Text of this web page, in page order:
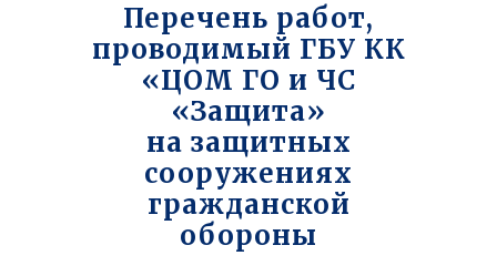
Перечень работ,
проводимый ГБУ КК
«ЦОМ ГО и ЧС
«Защита»
на защитных
сооружениях
гражданской
обороны